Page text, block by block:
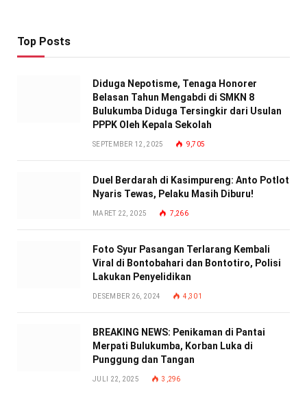
Top Posts
Diduga Nepotisme, Tenaga Honorer
Belasan Tahun Mengabdi di SMKN 8
Bulukumba Diduga Tersingkir dari Usulan
PPPK Oleh Kepala Sekolah
SEPTEMBER 12, 2025 9,705
Duel Berdarah di Kasimpureng: Anto Potlot
Nyaris Tewas, Pelaku Masih Diburu!
MARET 22, 2025 7,266
Foto Syur Pasangan Terlarang Kembali
Viral di Bontobahari dan Bontotiro, Polisi
Lakukan Penyelidikan
DESEMBER 26, 2024 4,301
BREAKING NEWS: Penikaman di Pantai
Merpati Bulukumba, Korban Luka di
Punggung dan Tangan
JULI 22, 2025 3,296